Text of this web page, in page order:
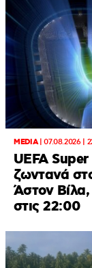
MEDIA|07.08.2026 |
UEFA
ζωντανά
Άστον
στις 22:00